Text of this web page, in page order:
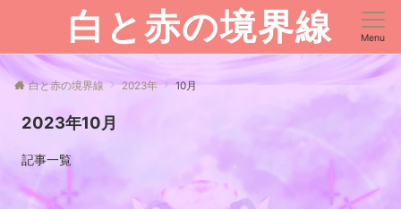
白と赤の境界線 Menu
白と赤の境界線 2023年 10月
2023年10月
記事一覧